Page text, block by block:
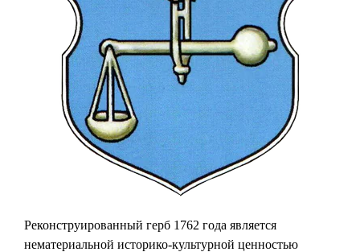
Реконструированный герб 1762 года является
нематериальной историко-культурной ценностью